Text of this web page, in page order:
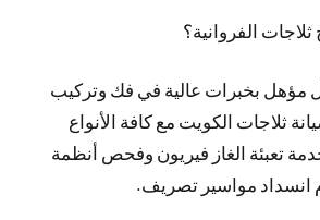
الفروانية؟
مؤهل بخبرات عالية في فك وتركيب
ثلاجات الكويت مع كافة الأنواع
تعبئة الغاز فيريون وفحص أنظمة
مواسير تصريف.